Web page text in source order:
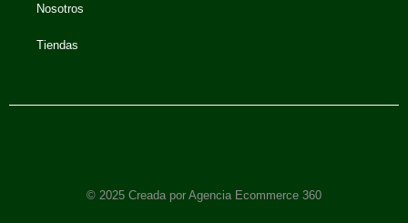
Nosotros
Tiendas
© 2025 Creada por Agencia Ecommerce 360